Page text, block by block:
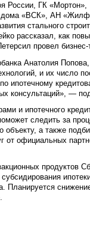
России, ГК
дома «ВСК», АН
стального
рассказал, как
провел бизнес-
Анатолия
и их число
ипотечному
консультаций», —
и ипотечного
следить за
а также
от официальных
продуктов
Планируется